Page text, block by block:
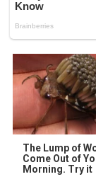
The Lump of
Come Out of
Morning. Try it